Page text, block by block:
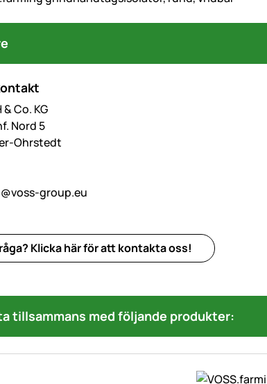
& Co. KG
Nord 5
Ohrstedt
group.eu
Klicka här för att kontakta oss!
tillsammans med följande produkter: